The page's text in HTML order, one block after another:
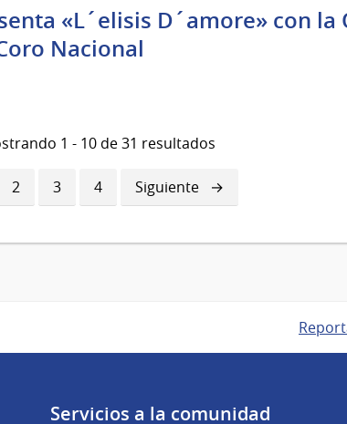
«L´elisis D´amore» con la
Nacional
1 - 10 de 31 resultados
Página
2 Página
3 Página
4
Siguiente
página
Siguiente
Servicios a la comunidad